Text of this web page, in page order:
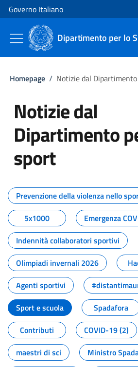
Vai al contenuto
Vai alla navigazione del sito
Governo Italiano
Dipartimento per lo
Homepage / Notizie dal
Notizie dal
Dipartimento
sport
Tutti i contenuti
Prevenzione della violenza nello
5x1000
Emergenza
Indennità collaboratori sportivi
Olimpiadi invernali 2026
Agenti sportivi
Sport e scuola
Spadafora
Contributi
COVID-19 (2)
maestri di sci
Ministro